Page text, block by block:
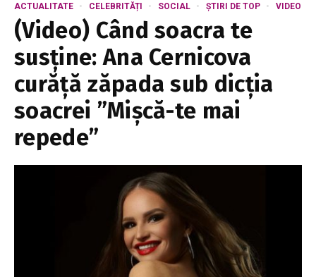
ACTUALITATE CELEBRITĂȚI SOCIAL ȘTIRI DE TOP VIDEO
(Video) Când soacra te
susține: Ana Cernicova
curăță zăpada sub dicția
soacrei ”Mişcă-te mai
repede”